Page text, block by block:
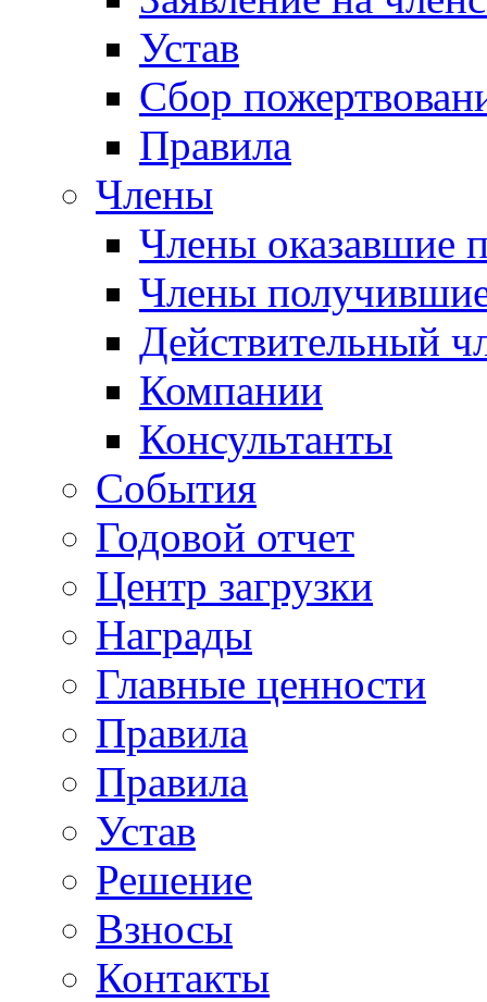
Устав
Сбор
Правила
Члены
Члены оказавшие
Члены
Действительный
Компании
Консультанты
События
Годовой отчет
Центр загрузки
Награды
Главные ценности
Правила
Правила
Устав
Решение
Взносы
Контакты